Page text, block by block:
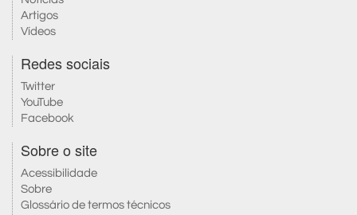
Artigos
Vídeos
Redes sociais
Twitter
YouTube
Facebook
Sobre o site
Acessibilidade
Sobre
Glossário de termos técnicos